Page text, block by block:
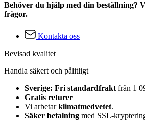
Behöver du hjälp med din beställning?
frågor.
Kontakta oss
Bevisad kvalitet
Handla säkert och pålitligt
Sverige: Fri standardfraktfrån 1
Gratis returer
Vi arbetarklimatmedvetet.
Säker betalning med SSL-